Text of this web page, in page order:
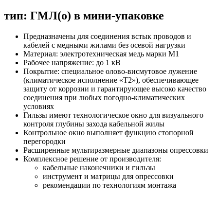
тип: ГМЛ(о) в мини-упаковке
Предназначены для соединения встык проводов и
кабелей с медными жилами без осевой нагрузки
Материал: электротехническая медь марки М1
Рабочее напряжение: до 1 кВ
Покрытие: специальное олово-висмутовое лужение
(климатическое исполнение «Т2»), обеспечивающее
защиту от коррозии и гарантирующее высоко качество
соединения при любых погодно-климатических
условиях
Гильзы имеют технологическое окно для визуального
контроля глубины захода кабельной жилы
Контрольное окно выполняет функцию стопорной
перегородки
Расширенные мультиразмерные диапазоны опрессовки
Комплексное решение от производителя:
кабельные наконечники и гильзы
инструмент и матрицы для опрессовки
рекомендации по технологиям монтажа